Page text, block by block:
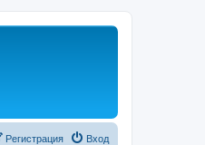
Вход
Регистрация